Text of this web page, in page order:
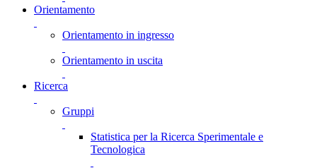
Orientamento
Orientamento in ingresso
Orientamento in uscita
Ricerca
Gruppi
Statistica per la Ricerca Sperimentale e
Tecnologica